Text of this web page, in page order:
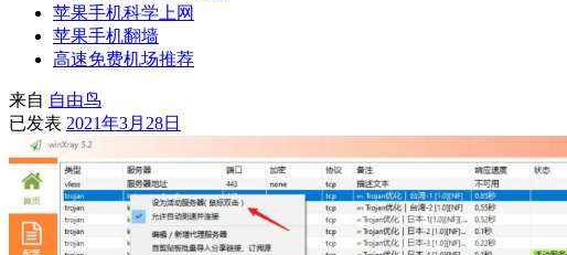
苹果手机科学上网
苹果手机翻墙
高速免费机场推荐
来自 自由鸟
已发表 2021年3月28日